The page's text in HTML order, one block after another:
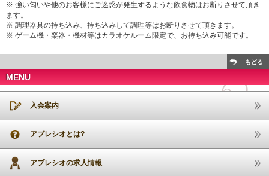
※ 強い匂いや他のお客様にご迷惑が発生するような飲食物はお断りさせて頂き
ます。
※ 調理器具の持ち込み、持ち込みして調理等はお断りさせて頂きます。
※ ゲーム機・楽器・機材等はカラオケルーム限定で、お持ち込み可能です。
もどる
MENU
入会案内
アプレシオとは?
アプレシオの求人情報